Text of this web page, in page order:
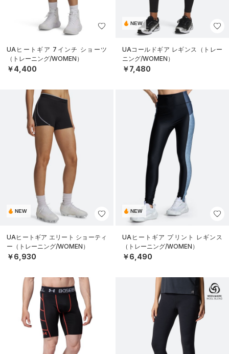
UAヒートギア 7インチ ショーツ
（トレーニング/WOMEN）
￥4,400
NEW
UAコールドギア レギンス（トレー
ニング/WOMEN）
￥7,480
NEW
UAヒートギア エリート ショーティ
ー（トレーニング/WOMEN）
￥6,930
NEW
UAヒートギア プリント レギンス
（トレーニング/WOMEN）
￥6,490